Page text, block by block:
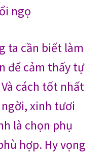
ngọ
ta cần biết làm
để cảm thấy tự
cách tốt nhất
xinh tươi
là chọn phụ
hợp. Hy vọng